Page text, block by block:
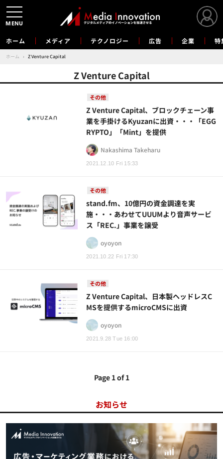
ホーム メディア テクノロジー 広告 企業 特
ホーム › Z Venture Capital
Z Venture Capital
その他
2021.12.10 Fri 15:33
Z Venture Capital、ブロックチェーン事
業を手掛けるKyuzanに出資・・・「EGG
RYPTO」「Mint」を提供
Nakashima Takeharu
その他
2021.10.22 Fri 17:30
stand.fm、10億円の資金調達を実
施・・・あわせてUUUMより音声サービ
ス「REC.」事業を譲受
oyoyon
その他
2021.9.28 Tue 16:00
Z Venture Capital、日本製ヘッドレスC
MSを提供するmicroCMSに出資
oyoyon
Page 1 of 1
お知らせ
MENU